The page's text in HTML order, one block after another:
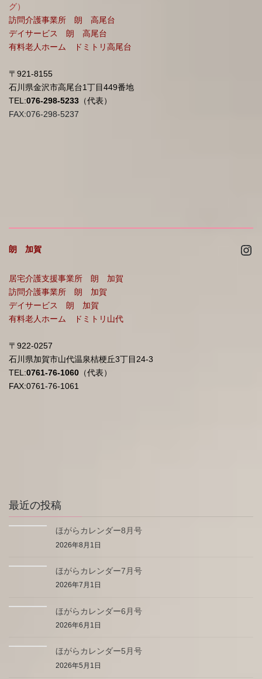
グ）
訪問介護事業所 朗 高尾台
デイサービス 朗 高尾台
有料老人ホーム ドミトリ高尾台
〒921-8155
石川県金沢市高尾台1丁目449番地
TEL:076-298-5233 （代表）
FAX:076-298-5237
朗 加賀
居宅介護支援事業所 朗 加賀
訪問介護事業所 朗 加賀
デイサービス 朗 加賀
有料老人ホーム ドミトリ山代
〒922-0257
石川県加賀市山代温泉桔梗丘3丁目24-3
TEL:0761-76-1060 （代表）
FAX:0761-76-1061
最近の投稿
ほがらカレンダー8月号
2026年8月1日
ほがらカレンダー7月号
2026年7月1日
ほがらカレンダー6月号
2026年6月1日
ほがらカレンダー5月号
2026年5月1日